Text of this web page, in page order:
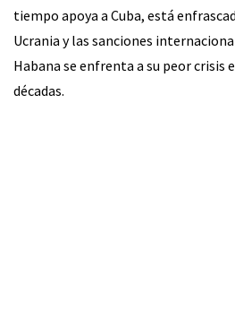
tiempo apoya a Cuba, está
Ucrania y las sanciones
Habana se enfrenta a su peor crisis
décadas.